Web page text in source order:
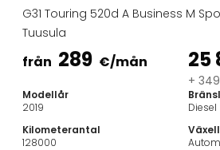
Kombibilar
Stadsbilar
Dragfordon
Kommersiella fordon
Auktionsbilar
Prisvärda bilar
G31 Touring 520d A Business M
Tuusula
från 289 €/mån 25
+
Modellår
2019
Diesel
Kilometerantal
128000